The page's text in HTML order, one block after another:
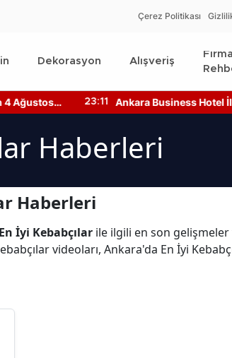
Çerez Politikası
Dekorasyon Alışveriş
Firma
Ağustos
23:11
Ankara Business Hotel
Bilgileri Nedir? Nasıl
Haberleri
Haberleri
İyi Kebabçılar ile ilgili en son
videoları, Ankara'da En İyi